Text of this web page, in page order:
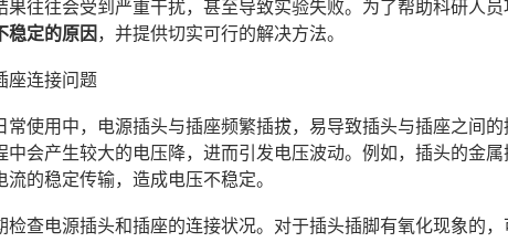
果往往会受到严重干扰，甚至导致实验失败。为了帮助科研人
稳定的原因 ，并提供切实可行的解决方法。
座连接问题
常使用中，电源插头与插座频繁插拔，易导致插头与插座之间
中会产生较大的电压降，进而引发电压波动。例如，插头的金
流的稳定传输，造成电压不稳定。
检查电源插头和插座的连接状况。对于插头插脚有氧化现象的